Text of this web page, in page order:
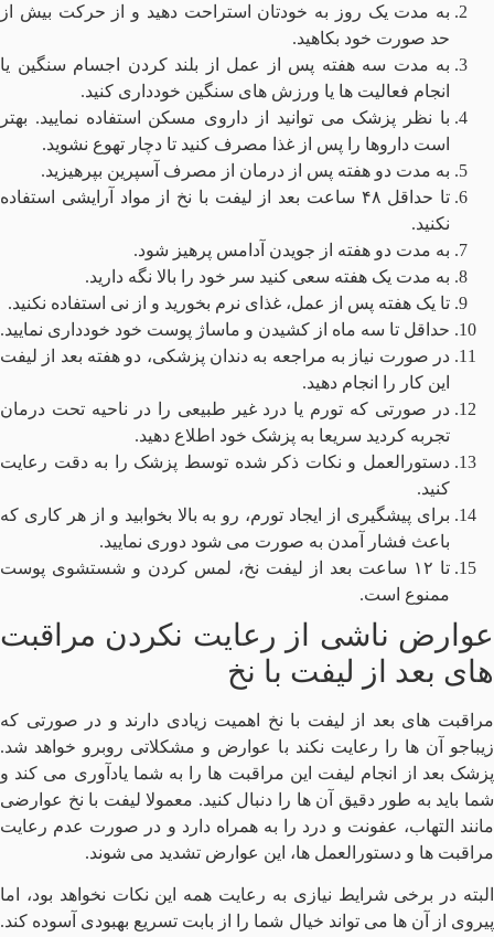
به مدت یک روز به خودتان استراحت دهید و از حرکت بیش از
حد صورت خود بکاهید.
به مدت سه هفته پس از عمل از بلند کردن اجسام سنگین یا
انجام فعالیت ها یا ورزش های سنگین خودداری کنید‌.
با نظر پزشک می توانید از داروی مسکن استفاده نمایید. بهتر
است داروها را پس از غذا مصرف کنید تا دچار تهوع نشوید.
به مدت دو هفته پس از درمان از مصرف آسپرین بپرهیزید.
تا حداقل ۴۸ ساعت بعد از لیفت با نخ از مواد آرایشی استفاده
نکنید.
به مدت دو هفته از جویدن آدامس پرهیز شود.
به مدت یک هفته سعی کنید سر خود را بالا نگه دارید.
تا یک هفته پس از عمل، غذای نرم بخورید و از نی استفاده نکنید.
حداقل تا سه ماه از کشیدن و ماساژ پوست خود خودداری نمایید.
در صورت نیاز به مراجعه به دندان پزشکی، دو هفته بعد از لیفت
این کار را انجام دهید.
در صورتی که تورم یا درد غیر طبیعی را در ناحیه تحت درمان
تجربه کردید سریعا به پزشک خود اطلاع دهید.
دستورالعمل و نکات ذکر شده توسط پزشک را به دقت رعایت
کنید.
برای پیشگیری از ایجاد تورم، رو به بالا بخوابید و از هر کاری که
باعث فشار آمدن به صورت می شود دوری نمایید.
تا ۱۲ ساعت بعد از لیفت نخ، لمس کردن و شستشوی پوست
ممنوع است‌.
عوارض ناشی از رعایت نکردن مراقبت
های بعد از لیفت با نخ
مراقبت های بعد از لیفت با نخ اهمیت زیادی دارند و در صورتی که
زیباجو آن ها را رعایت نکند با عوارض و مشکلاتی روبرو خواهد شد.
پزشک بعد از انجام لیفت این مراقبت ها را به شما یادآوری می کند و
شما باید به طور دقیق آن ها را دنبال کنید. معمولا لیفت با نخ عوارضی
مانند التهاب، عفونت و درد را به همراه دارد و در صورت عدم رعایت
مراقبت ها و دستورالعمل ها، این عوارض تشدید می شوند.
البته در برخی شرایط نیازی به رعایت همه این نکات نخواهد بود، اما
پیروی از آن ها می تواند خیال شما را از بابت تسریع بهبودی آسوده کند.